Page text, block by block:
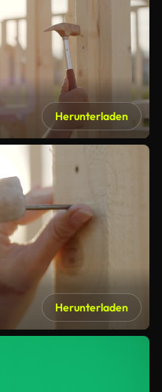
Herunterladen
Herunterladen